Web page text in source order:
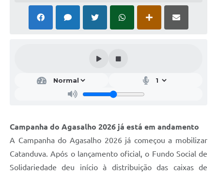
A Prefeitura
Jornal
Campanha do Agasalho 2026 já está em andamento
A Campanha do Agasalho 2026 já começou a mobilizar
Catanduva. Após o lançamento oficial, o Fundo Social de
Solidariedade deu início à distribuição das caixas de